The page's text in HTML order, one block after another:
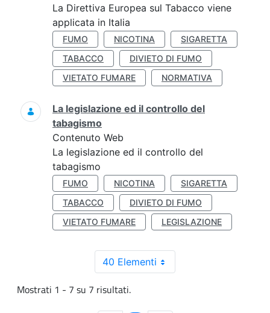
La Direttiva Europea sul Tabacco viene
applicata in Italia
FUMO NICOTINA
SIGARETTA
TABACCO
DIVIETO DI FUMO
VIETATO FUMARE
NORMATIVA
La legislazione ed il controllo del
tabagismo
Contenuto Web
La legislazione ed il controllo del
tabagismo
FUMO NICOTINA
SIGARETTA
TABACCO
DIVIETO DI FUMO
VIETATO FUMARE
LEGISLAZIONE
40 Elementi
Mostrati 1 - 7 su 7 risultati.